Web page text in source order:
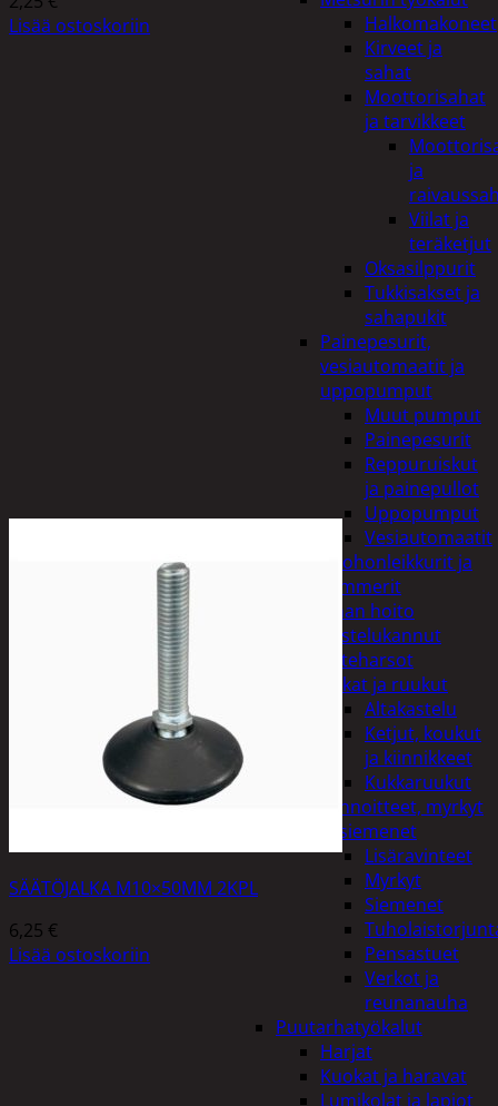
Halkomakoneet
Kirveet ja
sahat
Moottorisahat
ja tarvikkeet
ja
Viilat ja
teräketjut
Oksasilppurit
Tukkisakset ja
sahapukit
Painepesurit,
vesiautomaatit ja
uppopumput
Muut pumput
Painepesurit
Reppuruiskut
ja painepullot
Uppopumput
Vesiautomaatit
Ruohonleikkurit ja
trimmerit
Puutarhan hoito
Kastelukannut
Kateharsot
Kukat ja ruukut
Altakastelu
Ketjut, koukut
ja kiinnikkeet
Kukkaruukut
Lannoitteet, myrkyt
ja siemenet
Lisäravinteet
Myrkyt
Siemenet
Pensastuet
Verkot ja
reunanauha
Puutarhatyökalut
Harjat
Kuokat ja haravat
Lumikolat ja lapiot
Lisää ostoskoriin
SÄÄTÖJALKA M10×50MM 2KPL
6,25 €
Lisää ostoskoriin